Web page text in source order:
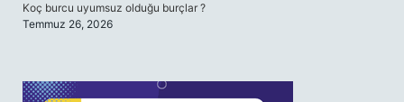
Koç burcu uyumsuz olduğu burçlar ?
Temmuz 26, 2026